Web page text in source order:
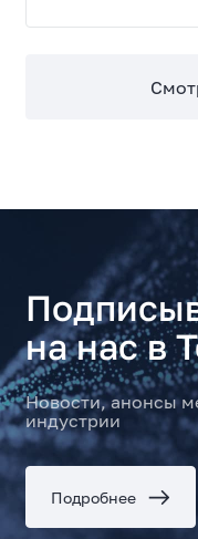
на нас в
Новости, анонсы
индустрии
Подробнее